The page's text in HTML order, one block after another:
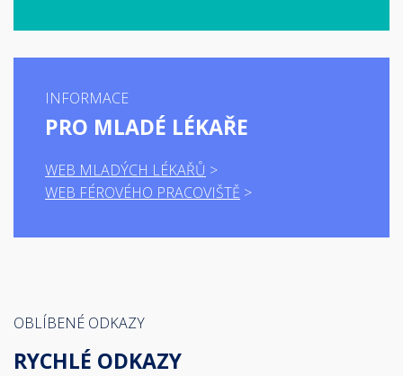
INFORMACE
PRO MLADÉ LÉKAŘE
WEB MLADÝCH LÉKAŘŮ
WEB FÉROVÉHO PRACOVIŠTĚ
OBLÍBENÉ ODKAZY
RYCHLÉ ODKAZY